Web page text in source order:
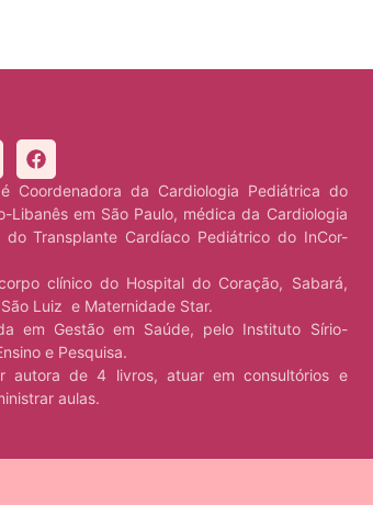
Coordenadora da Cardiologia Pediátrica do
Libanês em São Paulo, médica da Cardiologia
do Transplante Cardíaco Pediátrico do InCor-
clínico do Hospital do Coração, Sabará,
Luiz e Maternidade Star.
em Gestão em Saúde, pelo Instituto Sírio-
e Pesquisa.
autora de 4 livros, atuar em consultórios e
aulas.